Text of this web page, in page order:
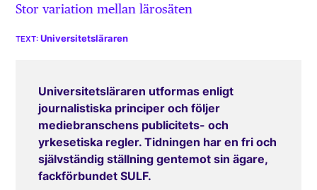
Stor variation mellan lärosäten
Universitetsläraren
Universitetsläraren utformas enligt
journalistiska principer och följer
mediebranschens publicitets- och
yrkesetiska regler. Tidningen har en fri och
självständig ställning gentemot sin ägare,
fackförbundet SULF.